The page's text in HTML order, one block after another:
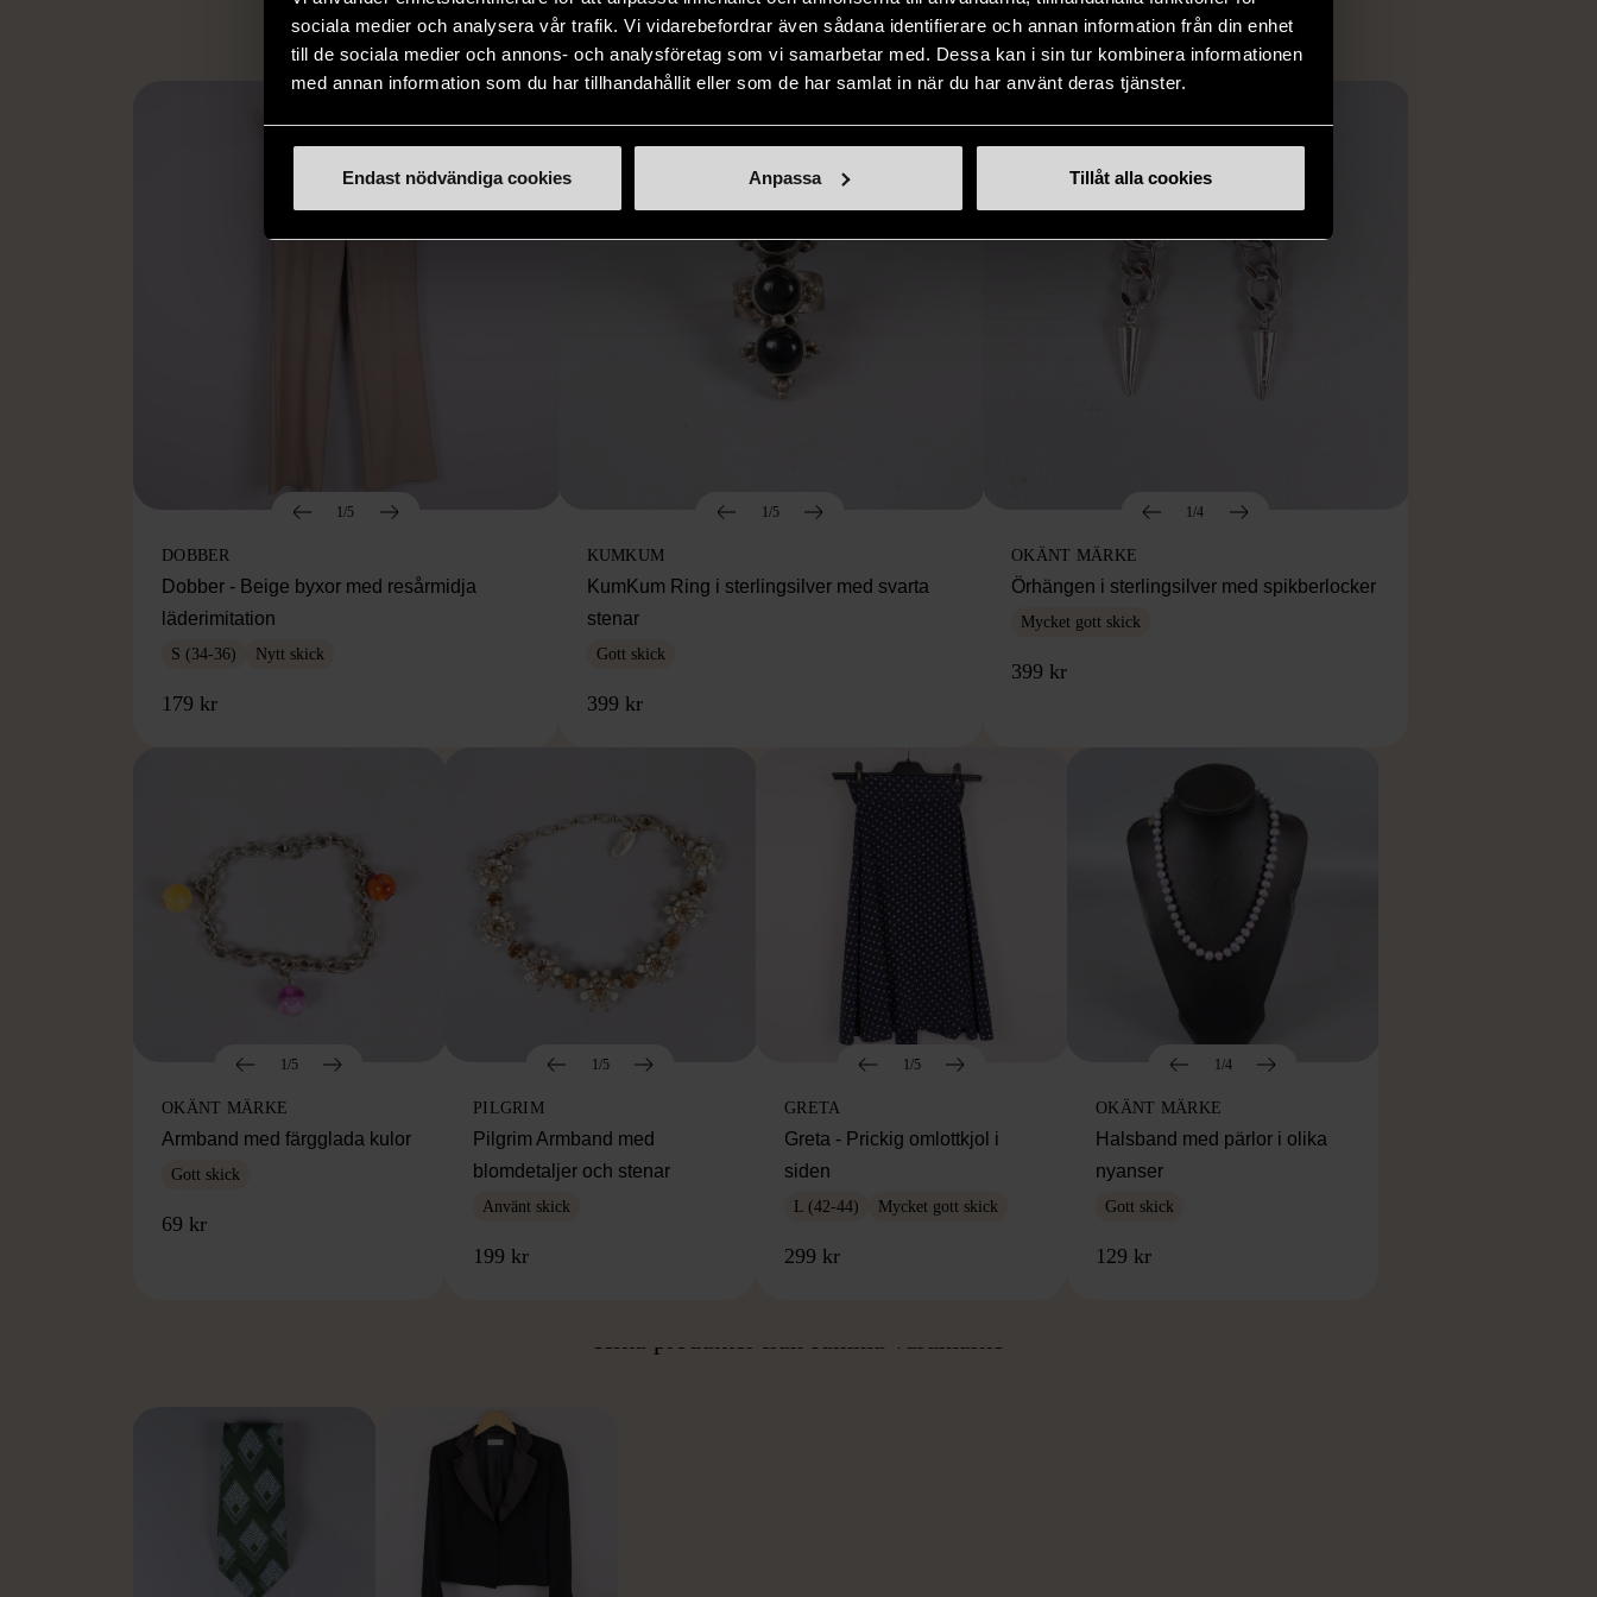
sociala medier och analysera vår trafik. Vi vidarebefordrar även sådana identifierare och annan information från din enhet
till de sociala medier och annons- och analysföretag som vi samarbetar med. Dessa kan i sin tur kombinera informationen
med annan information som du har tillhandahållit eller som de har samlat in när du har använt deras tjänster.
Endast nödvändiga cookies Anpassa Tillåt alla cookies
Hitta produkter som påminner om denna
1/5
DOBBER
Dobber - Beige byxor med resårmidja
läderimitation
S (34-36) Nytt skick
179 kr
1/5
KUMKUM
KumKum Ring i sterlingsilver med svarta
stenar
Gott skick
399 kr
1/4
OKÄNT MÄRKE
Örhängen i sterlingsilver med spikberlocker
Mycket gott skick
399 kr
1/5
OKÄNT MÄRKE
Armband med färgglada kulor
Gott skick
69 kr
1/5
PILGRIM
Pilgrim Armband med
blomdetaljer och stenar
Använt skick
199 kr
1/5
GRETA
Greta - Prickig omlottkjol i
siden
L (42-44) Mycket gott skick
299 kr
1/4
OKÄNT MÄRKE
Halsband med pärlor i olika
nyanser
Gott skick
129 kr